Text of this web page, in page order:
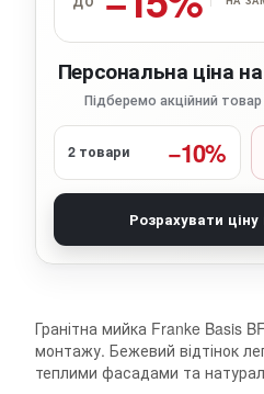
Персональна ціна
Підберемо акційний
2 товари −10%
Розрахувати
Гранітна мийка Franke Basis
монтажу. Бежевий відтінок
теплими фасадами та